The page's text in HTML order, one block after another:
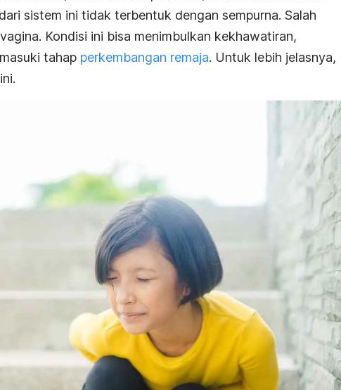
sistem ini tidak terbentuk dengan sempurna. Salah
Kondisi ini bisa menimbulkan kekhawatiran,
tahap perkembangan remaja. Untuk lebih jelasnya,